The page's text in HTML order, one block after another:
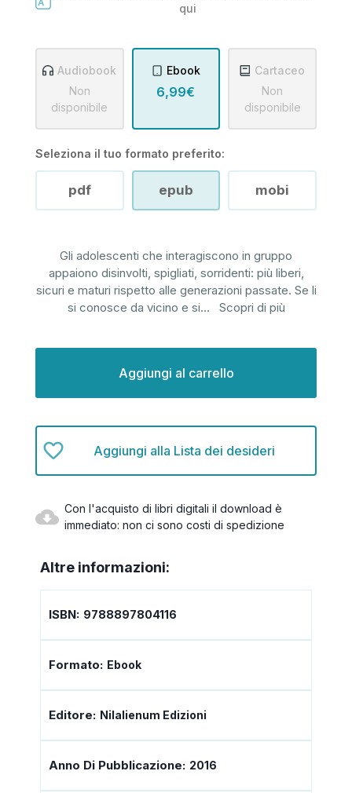
qui
Audiobook
Non
disponibile
Ebook
6,99€
Cartaceo
Non
disponibile
Seleziona il tuo formato preferito:
pdf epub mobi
Gli adolescenti che interagiscono in gruppo
appaiono disinvolti, spigliati, sorridenti: più liberi,
sicuri e maturi rispetto alle generazioni passate. Se li
si conosce da vicino e si... Scopri di più
Aggiungi alla Lista dei desideri
Con l'acquisto di libri digitali il download è
immediato: non ci sono costi di spedizione
Altre informazioni:
ISBN: 9788897804116
Formato: Ebook
Editore: Nilalienum Edizioni
Anno Di Pubblicazione: 2016